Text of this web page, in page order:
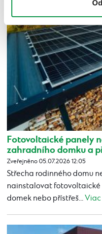
Fotovoltaické panely
zahradního domku a
Zveřejněno 05.07.2026 12:05
Střecha rodinného domu
nainstalovat fotovoltaické
domek nebo přístřeš...Viac